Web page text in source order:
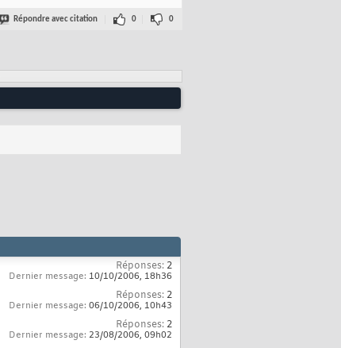
Répondre avec citation 0 0
Réponses: 2
Dernier message: 10/10/2006, 18h36
Réponses: 2
Dernier message: 06/10/2006, 10h43
Réponses: 2
Dernier message: 23/08/2006, 09h02